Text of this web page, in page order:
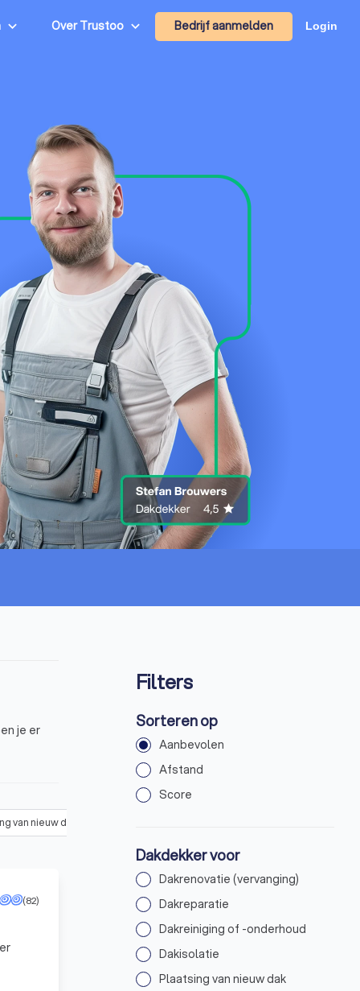
Over Trustoo Bedrijf aanmelden Login
je er
van nieuw dak
(82)
Filters
Sorteren op
Aanbevolen
Afstand
Score
Dakdekker voor
Dakrenovatie (vervanging)
Dakreparatie
Dakreiniging of -onderhoud
Dakisolatie
Plaatsing van nieuw dak